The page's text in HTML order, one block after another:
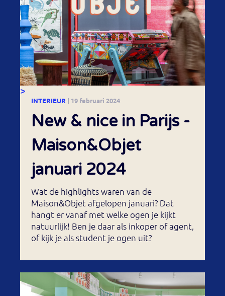
>
INTERIEUR | 19 februari 2024
New & nice in Parijs -
Maison&Objet
januari 2024
Wat de highlights waren van de
Maison&Objet afgelopen januari? Dat
hangt er vanaf met welke ogen je kijkt
natuurlijk! Ben je daar als inkoper of agent,
of kijk je als student je ogen uit?